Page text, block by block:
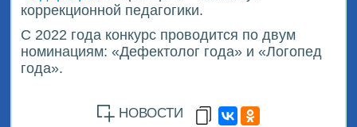
коррекционной педагогики.
С 2022 года конкурс проводится по двум
номинациям: «Дефектолог года» и «Логопед
года».
НОВОСТИ